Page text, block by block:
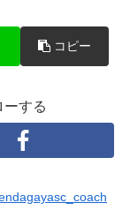
コピー
する